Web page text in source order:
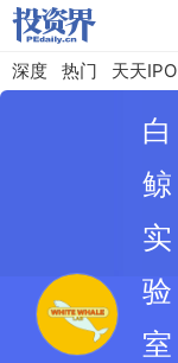
深度 热门 天天IPO
白
鲸
实
验
室